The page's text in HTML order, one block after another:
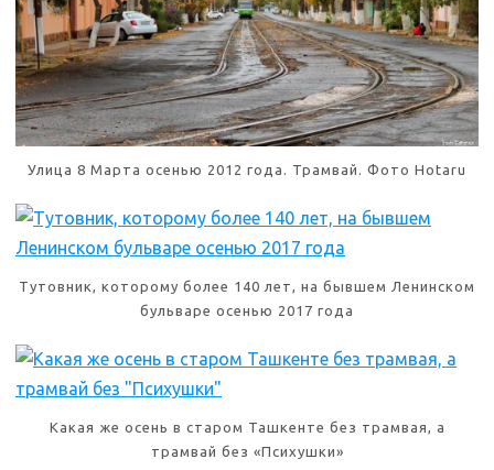
Улица 8 Марта осенью 2012 года. Трамвай. Фото Hotaru
Тутовник, которому более 140 лет, на бывшем Ленинском
бульваре осенью 2017 года
Какая же осень в старом Ташкенте без трамвая, а
трамвай без «Психушки»